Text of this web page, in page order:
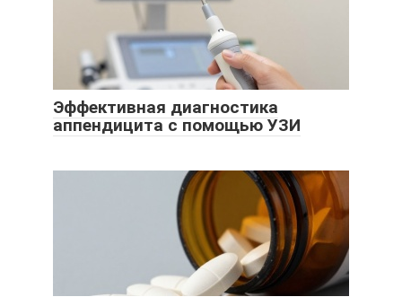
Эффективная диагностика
аппендицита с помощью УЗИ